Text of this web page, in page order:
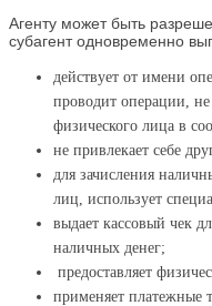
Агенту может быть
субагент одновременно
действует от имени
проводит операции,
физического лица в
не привлекает себе
для зачисления
лиц, использует
выдает кассовый чек
наличных денег;
предоставляет
применяет платежные